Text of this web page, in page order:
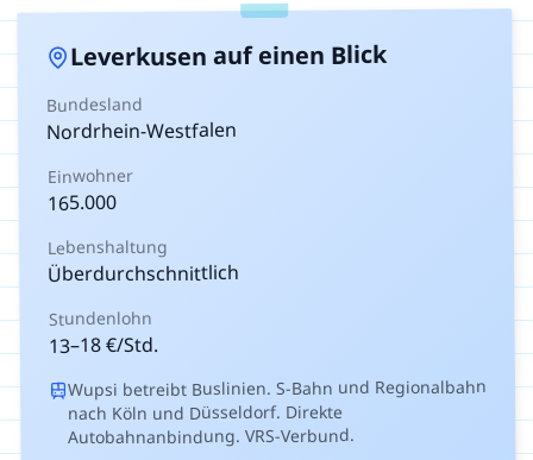
Leverkusen auf einen Blick
Bundesland
Nordrhein-Westfalen
Einwohner
165.000
Lebenshaltung
Überdurchschnittlich
Stundenlohn
13–18€/Std.
Wupsi betreibt Buslinien. S-Bahn und Regionalbahn
nach Köln und Düsseldorf. Direkte
Autobahnanbindung. VRS-Verbund.